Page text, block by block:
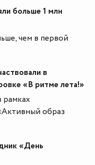
больше 1 млн
чем в первой
в
«В ритме лета!»
образ
«День